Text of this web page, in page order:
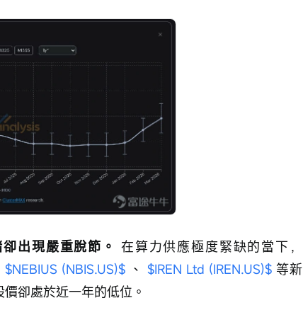
出現嚴重脫節。 在算力供應極度緊缺的當下，
$NEBIUS (NBIS.US)$ 、 $IREN Ltd (IREN.US)$ 等新
卻處於近一年的低位。